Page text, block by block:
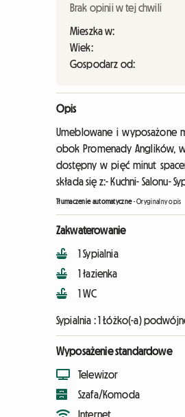
Brak opinii w tej chwili
Mieszka w:
Wiek:
Gospodarz od:
Opis
Umeblowane i wyposażone
obok Promenady Anglików,
dostępny w pięć minut
składa się z:- Kuchni- Salonu-
Tłumaczenie automatyczne-Oryginalny opis
Zakwaterowanie
1 Sypialnia
1 łazienka
1 WC
Sypialnia :1 Łóżko(-a)
Wyposażenie standardowe
Telewizor
Szafa/Komoda
Internet